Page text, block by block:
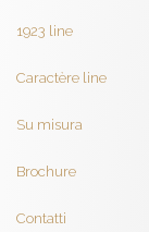
1923 line
Caractère line
Su misura
Brochure
Contatti